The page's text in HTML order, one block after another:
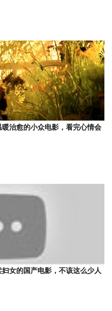
治愈的小众电影，看完心情会
女的国产电影，不该这么少人